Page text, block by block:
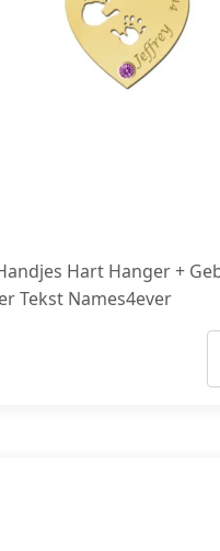
Hart Hanger +
Tekst Names4ever